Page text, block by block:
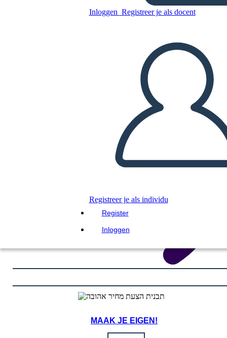
Inloggen Registreer je als docent
Registreer je als individu
Register
Inloggen
Kopieer dit Storyboard
DIAVOORSTELLING AFSPELEN
LEES MIJ VOOR
MAAK JE EIGEN!